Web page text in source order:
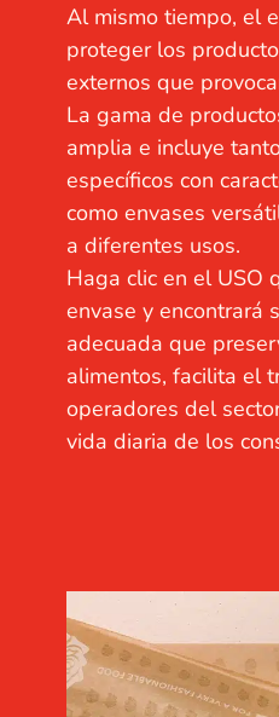
Al mismo tiempo, el
proteger los
externos que
La gama de
amplia e incluye
específicos con
como envases
a diferentes usos.
Haga clic en el USO
envase y encontrará
adecuada que
alimentos, facilita el
operadores del
vida diaria de los